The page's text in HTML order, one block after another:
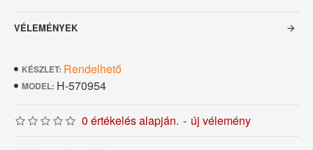
VÉLEMÉNYEK
KÉSZLET: Rendelhető
MODEL: H-570954
0 értékelés alapján. - új vélemény